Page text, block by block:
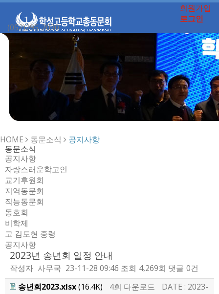
navigation
회원가입
로그인
(052)295-2030
HOME 동문소식
공지사항
동문소식
공지사항
자랑스러운학고인
교기후원회
지역동문회
직능동문회
동호회
비학제
고 김도현 중령
공지사항
2023년 송년회 일정 안내
작성자 사무국 23-11-28 09:46 조회 4,269회 댓글 0건
송년회2023.xlsx(16.4K) 4회 다운로드
DATE : 2023-